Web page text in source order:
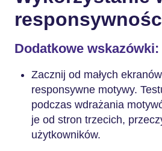
Dodatkowe wskazówki:
Zacznij od małych
responsywne motywy.
podczas wdrażania
je od stron trzecich,
użytkowników.